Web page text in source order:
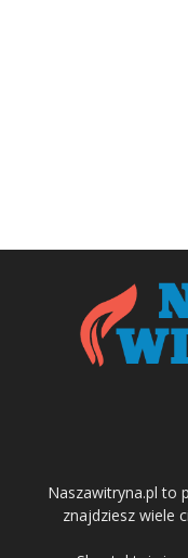
Naszawitryna.pl to
znajdziesz wiele